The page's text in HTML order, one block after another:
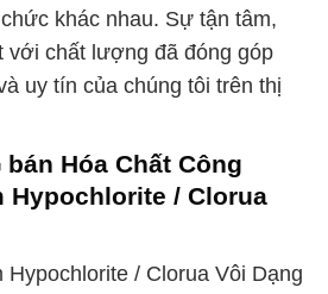
khác nhau. Sự tận tâm,
với chất lượng đã đóng góp
uy tín của chúng tôi trên thị
Hóa Chất Công
Hypochlorite / Clorua
Hypochlorite / Clorua Vôi Dạng